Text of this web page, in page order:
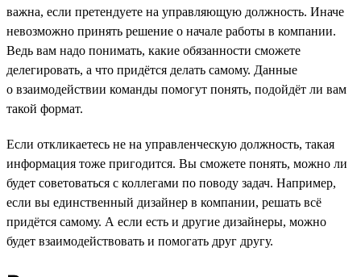
важна, если претендуете на управляющую должность. Иначе
невозможно принять решение о начале работы в компании.
Ведь вам надо понимать, какие обязанности сможете
делегировать, а что придётся делать самому. Данные
о взаимодействии команды помогут понять, подойдёт ли вам
такой формат.
Если откликаетесь не на управленческую должность, такая
информация тоже пригодится. Вы сможете понять, можно ли
будет советоваться с коллегами по поводу задач. Например,
если вы единственный дизайнер в компании, решать всё
придётся самому. А если есть и другие дизайнеры, можно
будет взаимодействовать и помогать друг другу.